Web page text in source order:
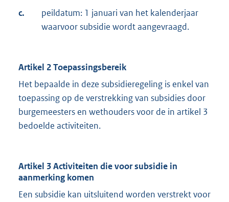
c.
peildatum: 1 januari van het kalenderjaar
waarvoor subsidie wordt aangevraagd.
Artikel 2 Toepassingsbereik
Het bepaalde in deze subsidieregeling is enkel van
toepassing op de verstrekking van subsidies door
burgemeesters en wethouders voor de in artikel 3
bedoelde activiteiten.
Artikel 3 Activiteiten die voor subsidie in
aanmerking komen
Een subsidie kan uitsluitend worden verstrekt voor